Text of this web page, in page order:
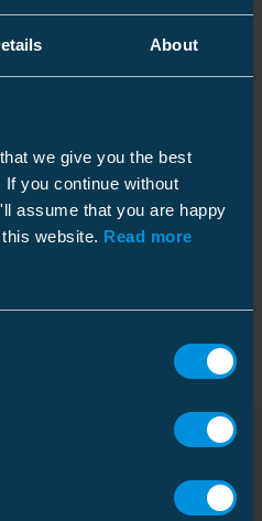
About
we give you the best
you continue without
assume that you are happy
website. Read more